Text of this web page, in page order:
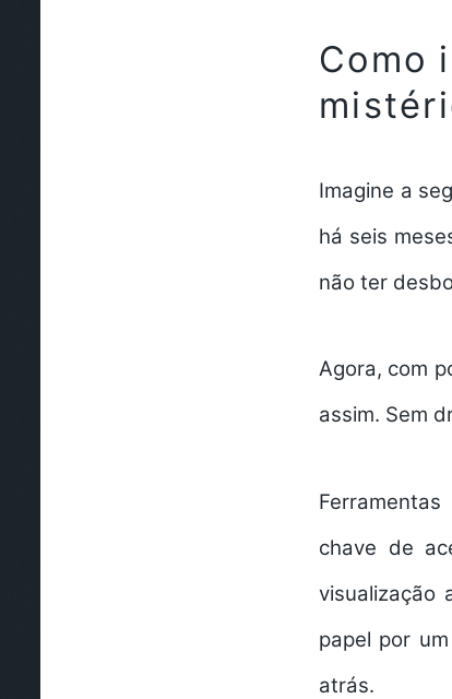
Como
Imagine a
há seis
não ter
Agora, com
assim. Sem
chave de
visualização
papel por
atrás.